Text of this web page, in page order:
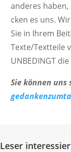
anderes
cken es uns.
Sie in Ihrem
Texte/Textteile
UNBEDINGT
Sie können
Leser